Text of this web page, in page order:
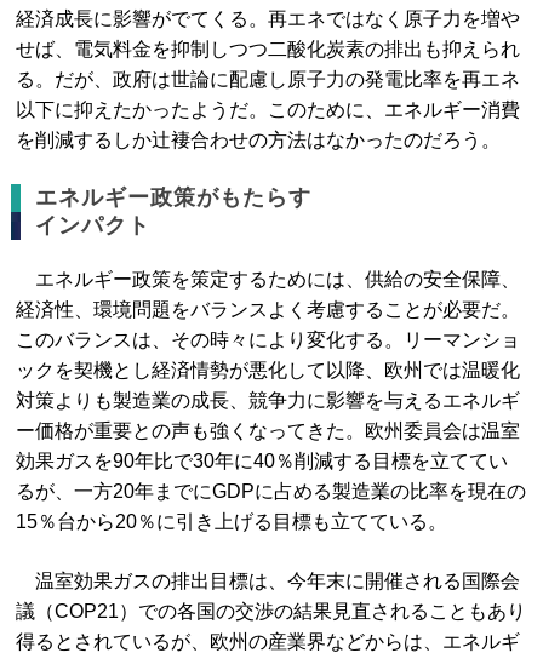
経済成長に影響がでてくる。再エネではなく原子力を増や
せば、電気料金を抑制しつつ二酸化炭素の排出も抑えられ
る。だが、政府は世論に配慮し原子力の発電比率を再エネ
以下に抑えたかったようだ。このために、エネルギー消費
を削減するしか辻褄合わせの方法はなかったのだろう。
エネルギー政策がもたらす
インパクト
エネルギー政策を策定するためには、供給の安全保障、
経済性、環境問題をバランスよく考慮することが必要だ。
このバランスは、その時々により変化する。リーマンショ
ックを契機とし経済情勢が悪化して以降、欧州では温暖化
対策よりも製造業の成長、競争力に影響を与えるエネルギ
ー価格が重要との声も強くなってきた。欧州委員会は温室
効果ガスを90年比で30年に40％削減する目標を立ててい
るが、一方20年までにGDPに占める製造業の比率を現在の
15％台から20％に引き上げる目標も立てている。
温室効果ガスの排出目標は、今年末に開催される国際会
議（COP21）での各国の交渉の結果見直されることもあり
得るとされているが、欧州の産業界などからは、エネルギ